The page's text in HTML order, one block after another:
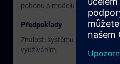
pohonu a modelu dopravníku.
Předpoklady
Znalosti systému SIMATIC S7
využíváním.